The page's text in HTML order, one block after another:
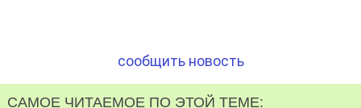
сообщить новость
САМОЕ ЧИТАЕМОЕ ПО ЭТОЙ ТЕМЕ: